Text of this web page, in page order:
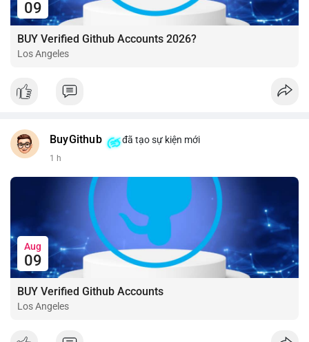
09
BUY Verified Github Accounts 2026?
Los Angeles
BuyGithub đã tạo sự kiện mới
1 h
Aug
09
BUY Verified Github Accounts
Los Angeles